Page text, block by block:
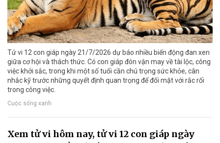
Tử vi 12 con giáp ngày 21/7/2026 dự báo nhiều biến động đan xen
giữa cơ hội và thách thức. Có con giáp đón vận may về tài lộc, công
việc khởi sắc, trong khi một số tuổi cần chú trọng sức khỏe, cân
nhắc kỹ trước những quyết định quan trọng để đối mặt với rắc rối
trong công việc.
Cuộc sống xanh
Xem tử vi hôm nay, tử vi 12 con giáp ngày